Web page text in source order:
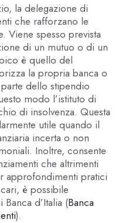
la delegazione di
che rafforzano le
Viene spesso prevista
di un mutuo o di un
è quello del
la propria banca o
dello stipendio
modo l’istituto di
di insolvenza. Questa
utile quando il
incerta o non
Inoltre, consente
che altrimenti
approfondimenti pratici
è possibile
d’Italia (Banca
).